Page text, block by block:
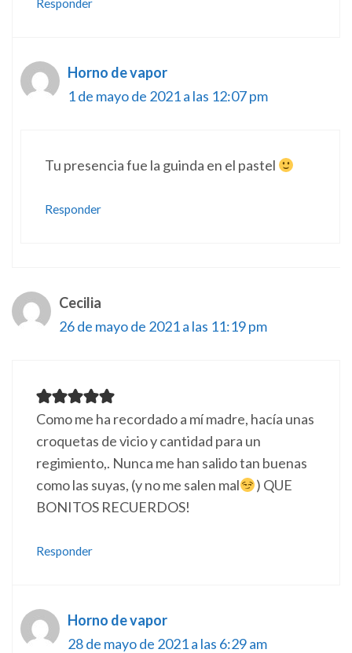
Responder
Horno de vapor
1 de mayo de 2021 a las 12:07 pm
Tu presencia fue la guinda en el pastel
Responder
Cecilia
26 de mayo de 2021 a las 11:19 pm
Como me ha recordado a mí madre, hacía unas
croquetas de vicio y cantidad para un
regimiento,. Nunca me han salido tan buenas
como las suyas, (y no me salen mal
) QUE
BONITOS RECUERDOS!
Responder
Horno de vapor
28 de mayo de 2021 a las 6:29 am